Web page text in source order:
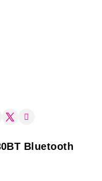
Bluetooth